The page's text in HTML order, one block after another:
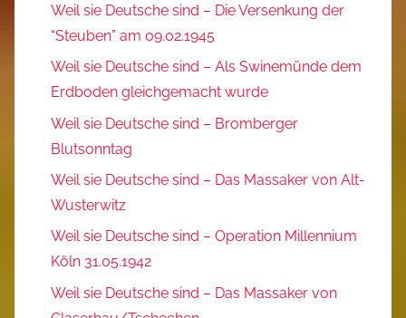
Weil sie Deutsche sind – Die Versenkung der
“Steuben” am 09.02.1945
Weil sie Deutsche sind – Als Swinemünde dem
Erdboden gleichgemacht wurde
Weil sie Deutsche sind – Bromberger
Blutsonntag
Weil sie Deutsche sind – Das Massaker von Alt-
Wusterwitz
Weil sie Deutsche sind – Operation Millennium
Köln 31.05.1942
Weil sie Deutsche sind – Das Massaker von